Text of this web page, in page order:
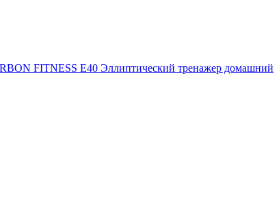
FITNESS E40 Эллиптический тренажер домашний